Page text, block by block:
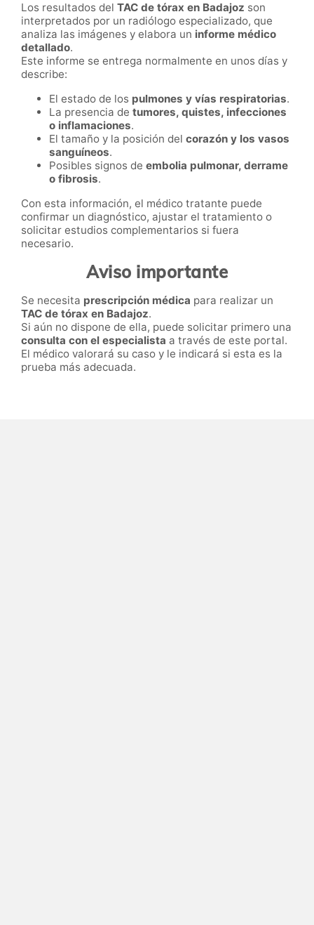
Los resultados del TAC de tórax en Badajoz son
interpretados por un radiólogo especializado, que
analiza las imágenes y elabora un informe médico
detallado.
Este informe se entrega normalmente en unos días y
describe:
El estado de los pulmones y vías respiratorias.
La presencia de tumores, quistes, infecciones
o inflamaciones.
El tamaño y la posición del corazón y los vasos
sanguíneos.
Posibles signos de embolia pulmonar, derrame
o fibrosis.
Con esta información, el médico tratante puede
confirmar un diagnóstico, ajustar el tratamiento o
solicitar estudios complementarios si fuera
necesario.
Aviso importante
Se necesita prescripción médica para realizar un
TAC de tórax en Badajoz.
Si aún no dispone de ella, puede solicitar primero una
consulta con el especialista a través de este portal.
El médico valorará su caso y le indicará si esta es la
prueba más adecuada.